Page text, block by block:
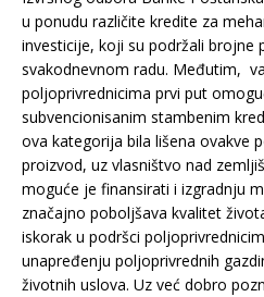
u ponudu različite kredite za
investicije, koji su podržali brojne
svakodnevnom radu. Međutim,
poljoprivrednicima prvi put
subvencionisanim stambenim
ova kategorija bila lišena ovakve
proizvod, uz vlasništvo nad
moguće je finansirati i izgradnju
značajno poboljšava kvalitet
iskorak u podršci
unapređenju poljoprivrednih
životnih uslova. Uz već dobro